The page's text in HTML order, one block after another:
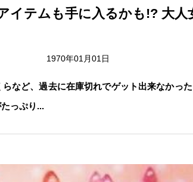
イテムも手に入るかも!? 大人
1970年01月01日
など、過去に在庫切れでゲット出来なかっ
っぷり...